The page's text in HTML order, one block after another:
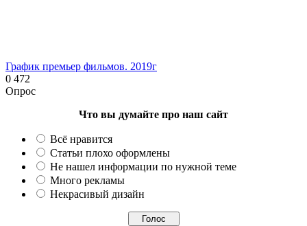
График премьер фильмов. 2019г
0 472
Опрос
Что вы думайте про наш сайт
Всё нравится
Статьи плохо оформлены
Не нашел информации по нужной теме
Много рекламы
Некрасивый дизайн